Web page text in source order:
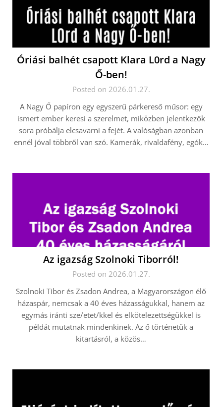
Óriási balhét csapott Klara L0rd a Nagy
Ő-ben!
Posted on 2026.01.27.
A Nagy Ő papíron egy egyszerű párkereső műsor: egy
ismert ember keresi a szerelmet, miközben jelentkezők
sora próbálja elcsavarni a fejét. A valóságban azonban
ennél jóval többről van szó. Kamerák, rivaldafény, egók…
Az igazság Szolnoki Tiborról!
Posted on 2026.01.27.
Szolnoki Tibor és Zsadon Andrea, a Magyarországon élő
házaspár, nemcsak a 40 éves házasságukkal, hanem az
egymás iránti sze/etet/kkel és elkötelezettségükkel is
példát mutatnak mindenkinek. Az ő történetük a
kitartásról, a közös…